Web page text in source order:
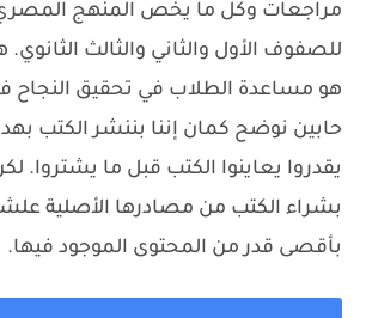
مراجعات وكل ما يخص المنهج
للصفوف الأول والثاني والثالث
هو مساعدة الطلاب في تحقيق النجاح
حابين نوضح كمان إننا بننشر الكتب
يقدروا يعاينوا الكتب قبل ما يشتروا.
بشراء الكتب من مصادرها الأصلية
بأقصى قدر من المحتوى الموجود فيها.